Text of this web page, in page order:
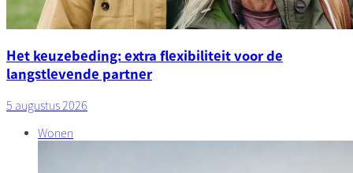
Het keuzebeding: extra flexibiliteit voor de
langstlevende partner
5 augustus 2026
Wonen